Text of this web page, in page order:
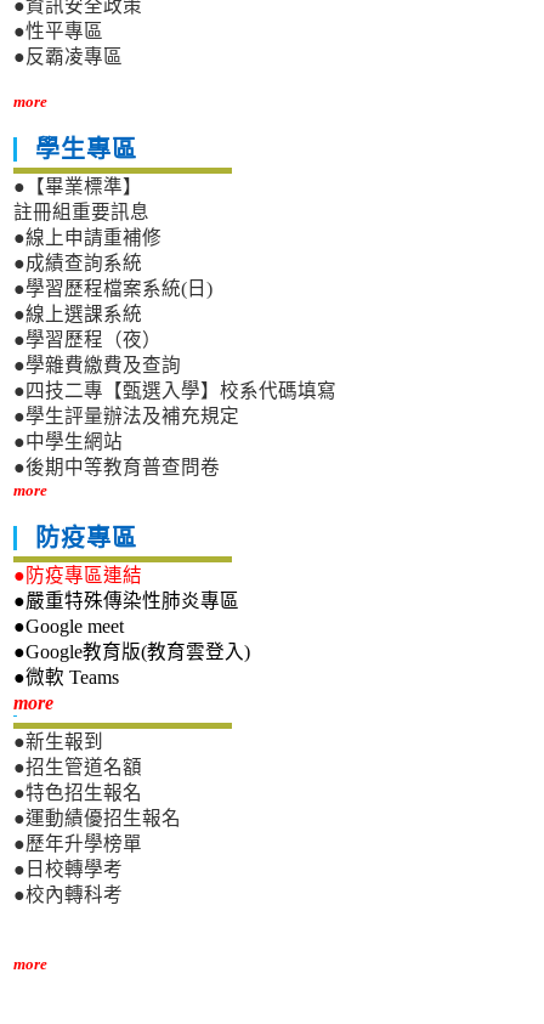
●資訊安全政策
●性平專區
●反霸凌專區
more
學生專區
●【畢業標準】
註冊組重要訊息
●線上申請重補修
●成績查詢系統
●學習歷程檔案系統(日)
●線上選課系統
●學習歷程（夜）
●學雜費繳費及查詢
●四技二專【甄選入學】校系代碼填寫
●學生評量辦法及補充規定
●中學生網站
●後期中等教育普查問卷
more
防疫專區
●防疫專區連結
●嚴重特殊傳染性肺炎專區
●Google meet
●Google教育版(教育雲登入)
●微軟 Teams
more新生專區
●新生報到
●招生管道名額
●特色招生報名
●運動績優招生報名
●歷年升學榜單
●日校轉學考
●校內轉科考
more